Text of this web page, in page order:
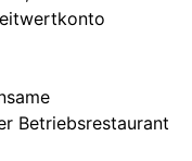
Betriebsrestaurant